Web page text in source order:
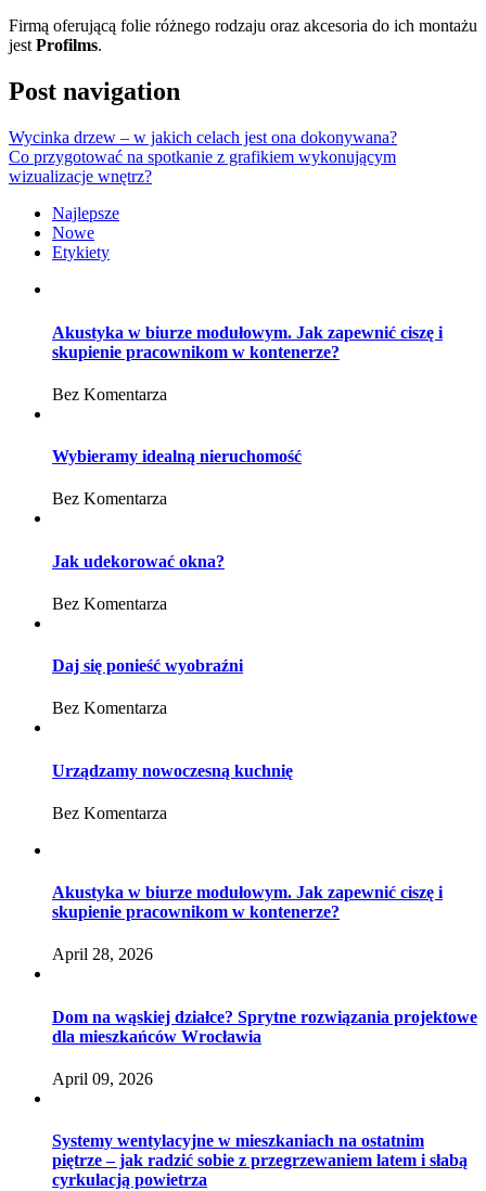
Firmą oferującą folie różnego rodzaju oraz akcesoria do ich montażu
jestProfilms.
Post navigation
Wycinka drzew – w jakich celach jest ona dokonywana?
Co przygotować na spotkanie z grafikiem wykonującym
wizualizacje wnętrz?
Najlepsze
Nowe
Etykiety
Akustyka w biurze modułowym. Jak zapewnić ciszę i
skupienie pracownikom w kontenerze?
Bez Komentarza
Wybieramy idealną nieruchomość
Bez Komentarza
Jak udekorować okna?
Bez Komentarza
Daj się ponieść wyobraźni
Bez Komentarza
Urządzamy nowoczesną kuchnię
Bez Komentarza
Akustyka w biurze modułowym. Jak zapewnić ciszę i
skupienie pracownikom w kontenerze?
April 28, 2026
Dom na wąskiej działce? Sprytne rozwiązania projektowe
dla mieszkańców Wrocławia
April 09, 2026
Systemy wentylacyjne w mieszkaniach na ostatnim
piętrze – jak radzić sobie z przegrzewaniem latem i słabą
cyrkulacją powietrza